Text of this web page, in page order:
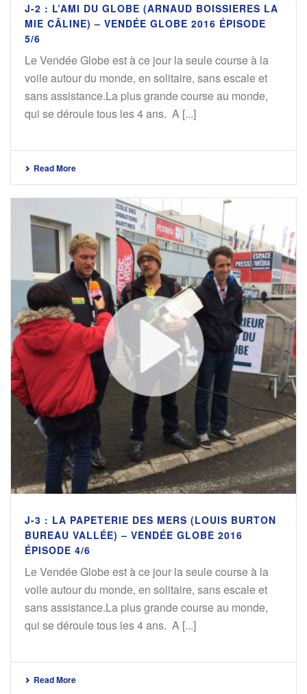
J-2 : L’AMI DU GLOBE (ARNAUD BOISSIERES LA
MIE CÂLINE) – VENDÉE GLOBE 2016 ÉPISODE
5/6
Le Vendée Globe est à ce jour la seule course à la
voile autour du monde, en solitaire, sans escale et
sans assistance.La plus grande course au monde,
qui se déroule tous les 4 ans. A [...]
Read More
J-3 : LA PAPETERIE DES MERS (LOUIS BURTON
BUREAU VALLÉE) – VENDÉE GLOBE 2016
ÉPISODE 4/6
Le Vendée Globe est à ce jour la seule course à la
voile autour du monde, en solitaire, sans escale et
sans assistance.La plus grande course au monde,
qui se déroule tous les 4 ans. A [...]
Read More